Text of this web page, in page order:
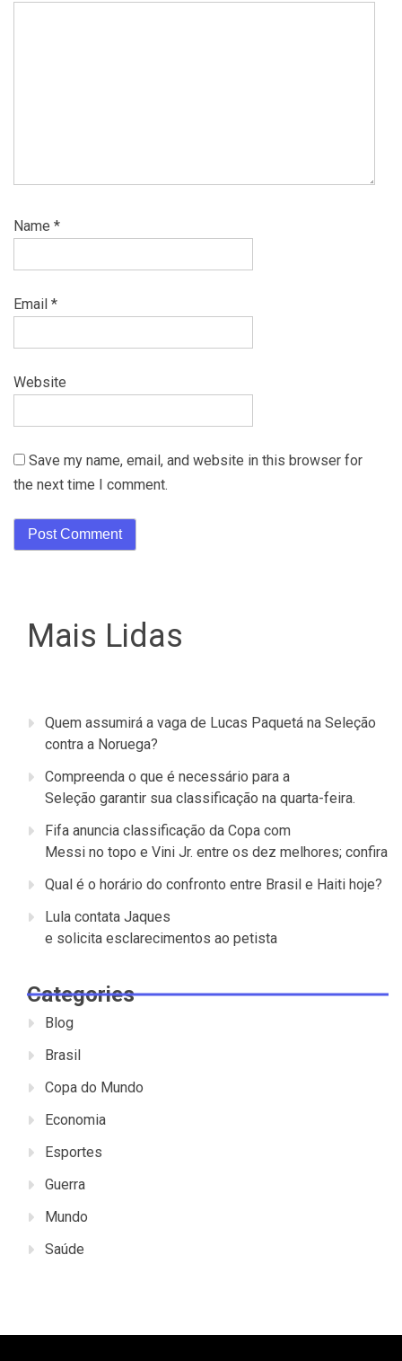
Name *
Email *
Website
Save my name, email, and website in this browser for
the next time I comment.
Mais Lidas
Quem assumirá a vaga de Lucas Paquetá na Seleção
contra a Noruega?
Compreenda o que é necessário para a
Seleção garantir sua classificação na quarta-feira.
Fifa anuncia classificação da Copa com
Messi no topo e Vini Jr. entre os dez melhores; confira
Qual é o horário do confronto entre Brasil e Haiti hoje?
Lula contata Jaques
e solicita esclarecimentos ao petista
Categories
Blog
Brasil
Copa do Mundo
Economia
Esportes
Guerra
Mundo
Saúde